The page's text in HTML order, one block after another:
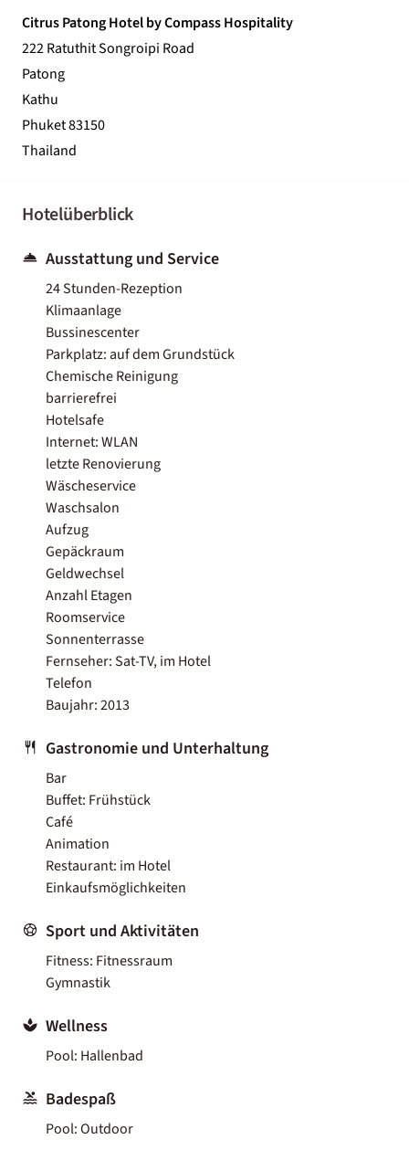
Citrus Patong Hotel by Compass Hospitality
222 Ratuthit Songroipi Road
Patong
Kathu
Phuket 83150
Thailand
Hotelüberblick
Ausstattung und Service
24 Stunden-Rezeption
Klimaanlage
Bussinescenter
Parkplatz: auf dem Grundstück
Chemische Reinigung
barrierefrei
Hotelsafe
Internet: WLAN
letzte Renovierung
Wäscheservice
Waschsalon
Aufzug
Gepäckraum
Geldwechsel
Anzahl Etagen
Roomservice
Sonnenterrasse
Fernseher: Sat-TV, im Hotel
Telefon
Baujahr: 2013
Gastronomie und Unterhaltung
Bar
Buffet: Frühstück
Café
Animation
Restaurant: im Hotel
Einkaufsmöglichkeiten
Sport und Aktivitäten
Fitness: Fitnessraum
Gymnastik
Wellness
Pool: Hallenbad
Badespaß
Pool: Outdoor